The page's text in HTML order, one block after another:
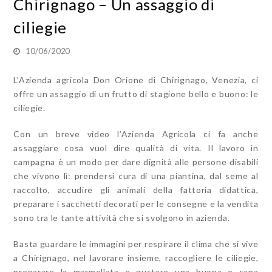
Chirignago – Un assaggio di
ciliegie
10/06/2020
L’Azienda agricola Don Orione di Chirignago, Venezia, ci
offre un assaggio di un frutto di stagione bello e buono: le
ciliegie.
Con un breve video l’Azienda Agricola ci fa anche
assaggiare cosa vuol dire qualità di vita. Il lavoro in
campagna è un modo per dare dignità alle persone disabili
che vivono lì: prendersi cura di una piantina, dal seme al
raccolto, accudire gli animali della fattoria didattica,
preparare i sacchetti decorati per le consegne e la vendita
sono tra le tante attività che si svolgono in azienda.
Basta guardare le immagini per respirare il clima che si vive
a Chirignago, nel lavorare insieme, raccogliere le ciliegie,